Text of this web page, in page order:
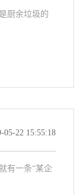
厨余垃圾的
05-22 15:55:18
有一条“某企